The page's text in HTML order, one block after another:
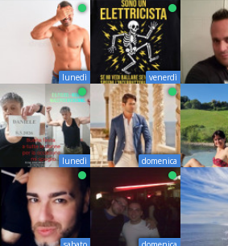
lunedì venerdì
lunedì domenica